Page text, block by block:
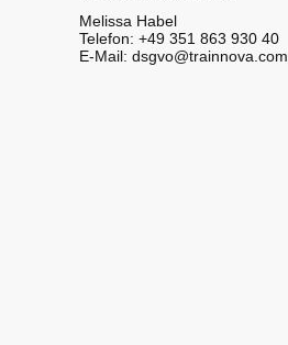
Melissa Habel
Telefon: +49 351 863 930 40
E-Mail: dsgvo@trainnova.com